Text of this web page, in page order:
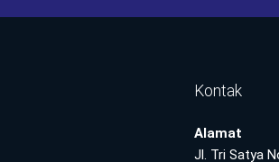
Kontak
Alamat
Jl. Tri Satya